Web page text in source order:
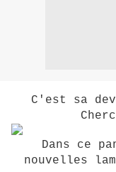
C'est sa
Dans ce
nouvelles